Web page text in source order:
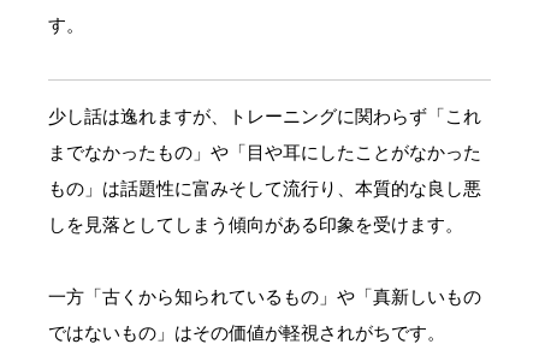
す。
少し話は逸れますが、トレーニングに関わらず「これ
までなかったもの」や「目や耳にしたことがなかった
もの」は話題性に富みそして流行り、本質的な良し悪
しを見落としてしまう傾向がある印象を受けます。
一方「古くから知られているもの」や「真新しいもの
ではないもの」はその価値が軽視されがちです。